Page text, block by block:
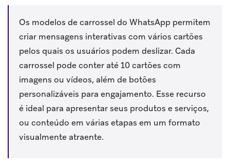
Os modelos de carrossel do WhatsApp permitem
criar mensagens interativas com vários cartões
pelos quais os usuários podem deslizar. Cada
carrossel pode conter até 10 cartões com
imagens ou vídeos, além de botões
personalizáveis para engajamento. Esse recurso
é ideal para apresentar seus produtos e serviços,
ou conteúdo em várias etapas em um formato
visualmente atraente.